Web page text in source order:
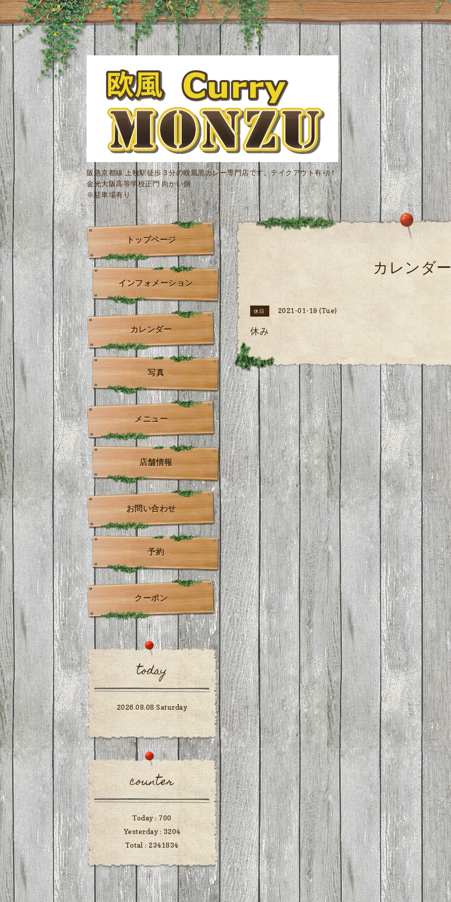
阪急京都線 上牧駅徒歩３分の欧風黒カレー専門店です。テイクアウト有り！
金光大阪高等学校正門 向かい側
※駐車場有り
カレンダ
休日 2021-01-19 (Tue)
休み
トップページ
インフォメーション
カレンダー
写真
メニュー
店舗情報
お問い合わせ
予約
クーポン
today
2026.08.08 Saturday
counter
Today :700
Yesterday : 3204
Total : 2341834